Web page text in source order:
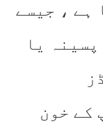
ہے ، جیسے
یا
کے خون